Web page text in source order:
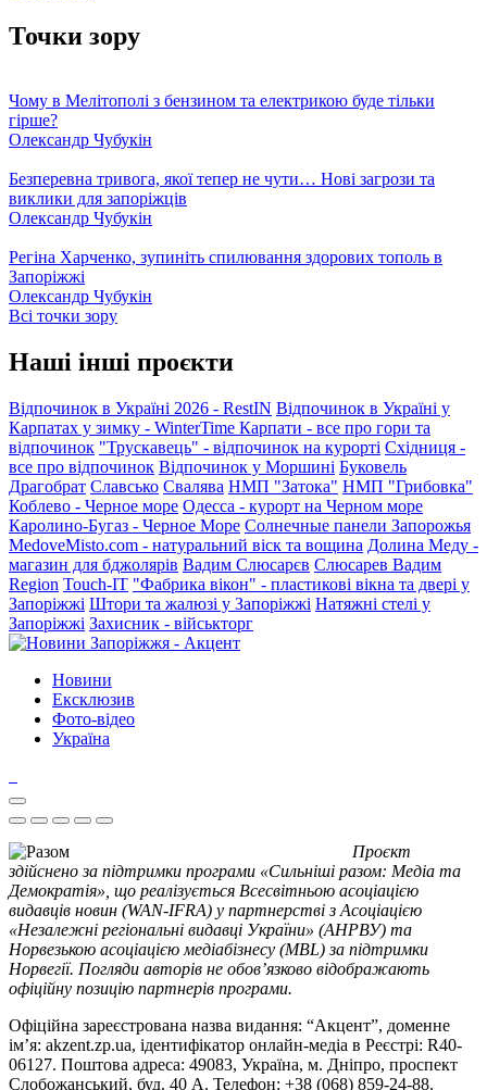
Точки зору
Чому в Мелітополі з бензином та електрикою буде тільки
гірше?
Олександр Чубукін
Безперевна тривога, якої тепер не чути… Нові загрози та
виклики для запоріжців
Олександр Чубукін
Регіна Харченко, зупиніть спилювання здорових тополь в
Запоріжжі
Олександр Чубукін
Всі точки зору
Наші інші проєкти
Відпочинок в Україні 2026 - RestIN Відпочинок в Україні у
Карпатах у зимку - WinterTime Карпати - все про гори та
відпочинок "Трускавець" - відпочинок на курорті Східниця -
все про відпочинок Відпочинок у Моршині Буковель
Драгобрат Славсько Свалява НМП "Затока" НМП "Грибовка"
Коблево - Черное море Одесса - курорт на Черном море
Каролино-Бугаз - Черное Море Солнечные панели Запорожья
MedoveMisto.com - натуральний віск та вощина Долина Меду -
магазин для бджолярів Вадим Слюсарєв Слюсарев Вадим
Region Touch-IT "Фабрика вікон" - пластикові вікна та двері у
Запоріжжі Штори та жалюзі у Запоріжжі Натяжні стелі у
Запоріжжі Захисник - військторг
Новини
Ексклюзив
Фото-відео
Україна
Проєкт
здійснено за підтримки програми «Сильніші разом: Медіа та
Демократія», що реалізується Всесвітньою асоціацією
видавців новин (WAN-IFRA) у партнерстві з Асоціацією
«Незалежні регіональні видавці України» (АНРВУ) та
Норвезькою асоціацією медіабізнесу (MBL) за підтримки
Норвегії. Погляди авторів не обов’язково відображають
офіційну позицію партнерів програми.
Офіційна зареєстрована назва видання: “Акцент”, доменне
ім’я: akzent.zp.ua, ідентифікатор онлайн-медіа в Реєстрі: R40-
06127. Поштова адреса: 49083, Україна, м. Дніпро, проспект
Слобожанський, буд. 40 А. Телефон: +38 (068) 859-24-88.